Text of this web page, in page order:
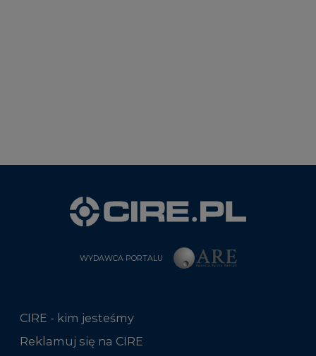
WYDAWCA PORTALU
CIRE - kim jesteśmy
Reklamuj się na CIRE